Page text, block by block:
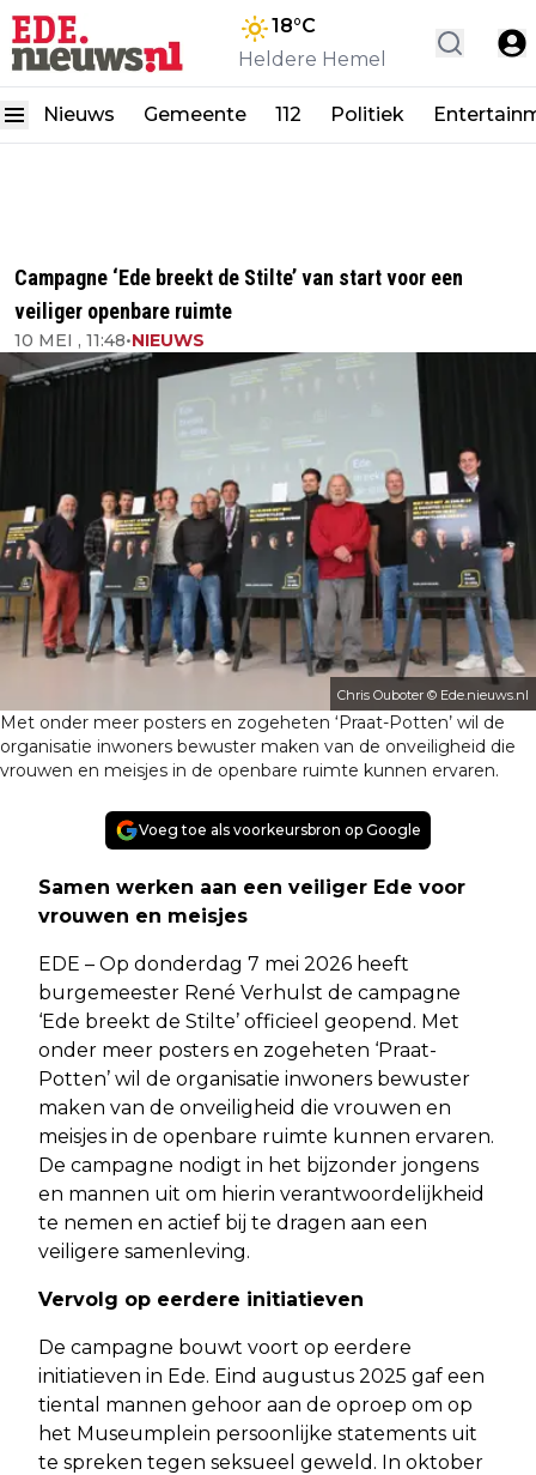
18°C
Heldere Hemel
Nieuws Gemeente 112 Politiek
Campagne ‘Ede breekt de Stilte’ van start voor een
veiliger openbare ruimte
10 MEI , 11:48•NIEUWS
Chris Ouboter © Ede.nieuws.nl
Met onder meer posters en zogeheten ‘Praat-Potten’ wil de
organisatie inwoners bewuster maken van de onveiligheid die
vrouwen en meisjes in de openbare ruimte kunnen ervaren.
Voeg toe als voorkeursbron op Google
Samen werken aan een veiliger Ede voor
vrouwen en meisjes
EDE – Op donderdag 7 mei 2026 heeft
burgemeester René Verhulst de campagne
‘Ede breekt de Stilte’ officieel geopend. Met
onder meer posters en zogeheten ‘Praat-
Potten’ wil de organisatie inwoners bewuster
maken van de onveiligheid die vrouwen en
meisjes in de openbare ruimte kunnen ervaren.
De campagne nodigt in het bijzonder jongens
en mannen uit om hierin verantwoordelijkheid
te nemen en actief bij te dragen aan een
veiligere samenleving.
Vervolg op eerdere initiatieven
De campagne bouwt voort op eerdere
initiatieven in Ede. Eind augustus 2025 gaf een
tiental mannen gehoor aan de oproep om op
het Museumplein persoonlijke statements uit
te spreken tegen seksueel geweld. In oktober